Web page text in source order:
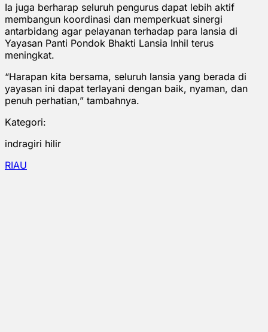
Ia juga berharap seluruh pengurus dapat lebih aktif
membangun koordinasi dan memperkuat sinergi
antarbidang agar pelayanan terhadap para lansia di
Yayasan Panti Pondok Bhakti Lansia Inhil terus
meningkat.
“Harapan kita bersama, seluruh lansia yang berada di
yayasan ini dapat terlayani dengan baik, nyaman, dan
penuh perhatian,” tambahnya.
Kategori:
indragiri hilir
RIAU